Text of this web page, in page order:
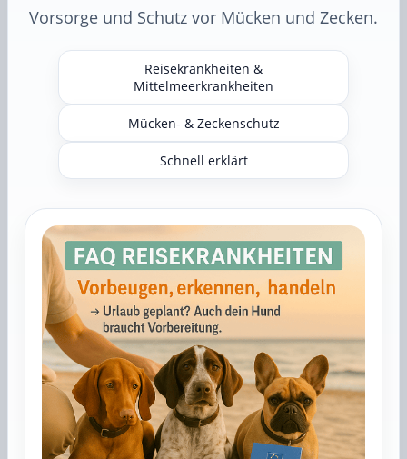
Vorsorge und Schutz vor Mücken und Zecken.
Reisekrankheiten &
Mittelmeerkrankheiten
Mücken- & Zeckenschutz
Schnell erklärt